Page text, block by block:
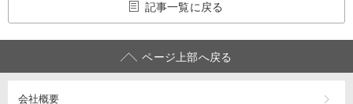
記事一覧に戻る
ページ上部へ戻る
会社概要